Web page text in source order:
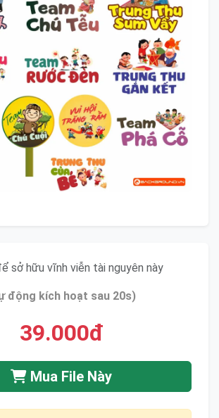
sở hữu vĩnh viễn tài nguyên này
động kích hoạt sau 20s)
39.000đ
Mua File Này